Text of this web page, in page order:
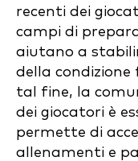
recenti dei
campi di
aiutano a
della condizione
tal fine, la
dei giocatori è
permette di
allenamenti e